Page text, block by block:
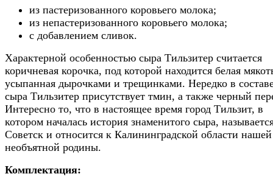
из пастеризованного коровьего молока;
из непастеризованного коровьего молока;
с добавлением сливок.
Характерной особенностью сыра Тильзитер считается
коричневая корочка, под которой находится белая
усыпанная дырочками и трещинками. Нередко в
сыра Тильзитер присутствует тмин, а также черный
Интересно то, что в настоящее время город Тильзит, в
котором началась история знаменитого сыра,
Советск и относится к Калининградской области нашей
необъятной родины.
Комплектация: